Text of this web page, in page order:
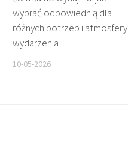
wybrać odpowiednią dla
różnych potrzeb i atmosfery
wydarzenia
10-05-2026